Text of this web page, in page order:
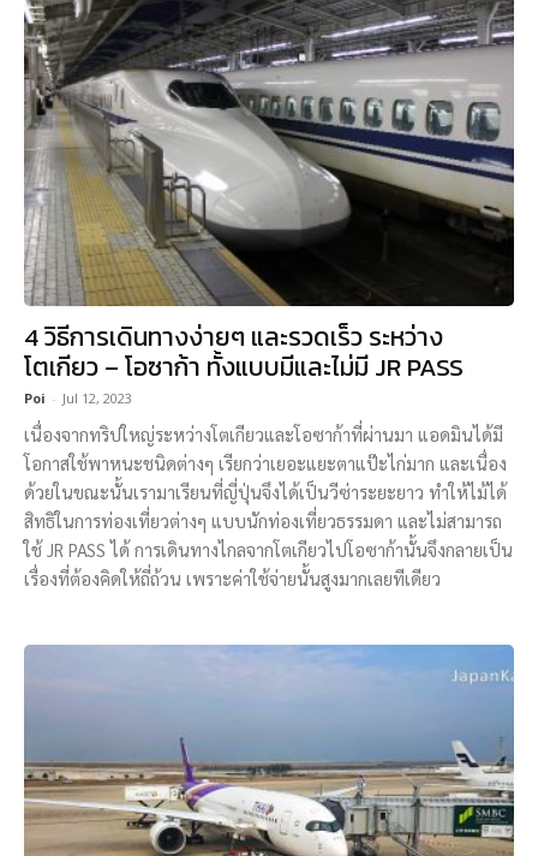
4 วิธีการเดินทางง่ายๆ และรวดเร็ว ระหว่าง
โตเกียว – โอซาก้า ทั้งแบบมีและไม่มี JR PASS
Poi - Jul 12, 2023
เนื่องจากทริปใหญ่ระหว่างโตเกียวและโอซาก้าที่ผ่านมา แอดมินได้มี
โอกาสใช้พาหนะชนิดต่างๆ เรียกว่าเยอะแยะตาแป๊ะไก่มาก และเนื่อง
ด้วยในขณะนั้นเรามาเรียนที่ญี่ปุ่นจึงได้เป็นวีซ่าระยะยาว ทำให้ไม้ได้
สิทธิในการท่องเที่ยวต่างๆ แบบนักท่องเที่ยวธรรมดา และไม่สามารถ
ใช้ JR PASS ได้ การเดินทางไกลจากโตเกียวไปโอซาก้านั้นจึงกลายเป็น
เรื่องที่ต้องคิดให้ถี่ถ้วน เพราะค่าใช้จ่ายนั้นสูงมากเลยทีเดียว